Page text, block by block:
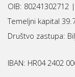
OIB: 80241302712
Temeljni kapital
Društvo zastupa:
IBAN: HR04 2402